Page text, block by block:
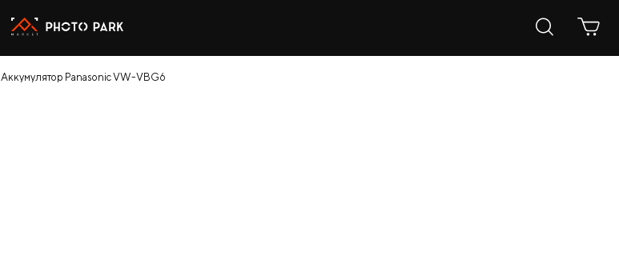
Аккумулятор Panasonic VW-VBG6